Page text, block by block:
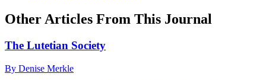
Other Articles From This Journal
The Lutetian Society
By Denise Merkle